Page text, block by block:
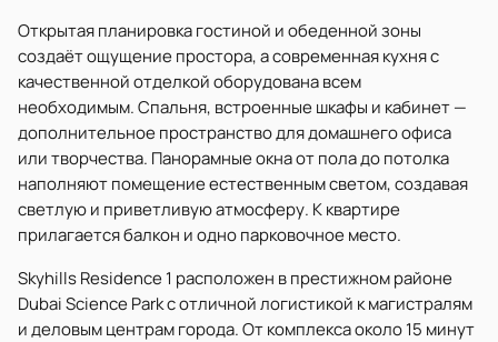
Открытая планировка гостиной и обеденной зоны
создаёт ощущение простора, а современная кухня с
качественной отделкой оборудована всем
необходимым. Спальня, встроенные шкафы и кабинет —
дополнительное пространство для домашнего офиса
или творчества. Панорамные окна от пола до потолка
наполняют помещение естественным светом, создавая
светлую и приветливую атмосферу. К квартире
прилагается балкон и одно парковочное место.
Skyhills Residence 1 расположен в престижном районе
Dubai Science Park с отличной логистикой к магистралям
и деловым центрам города. От комплекса около 15 минут